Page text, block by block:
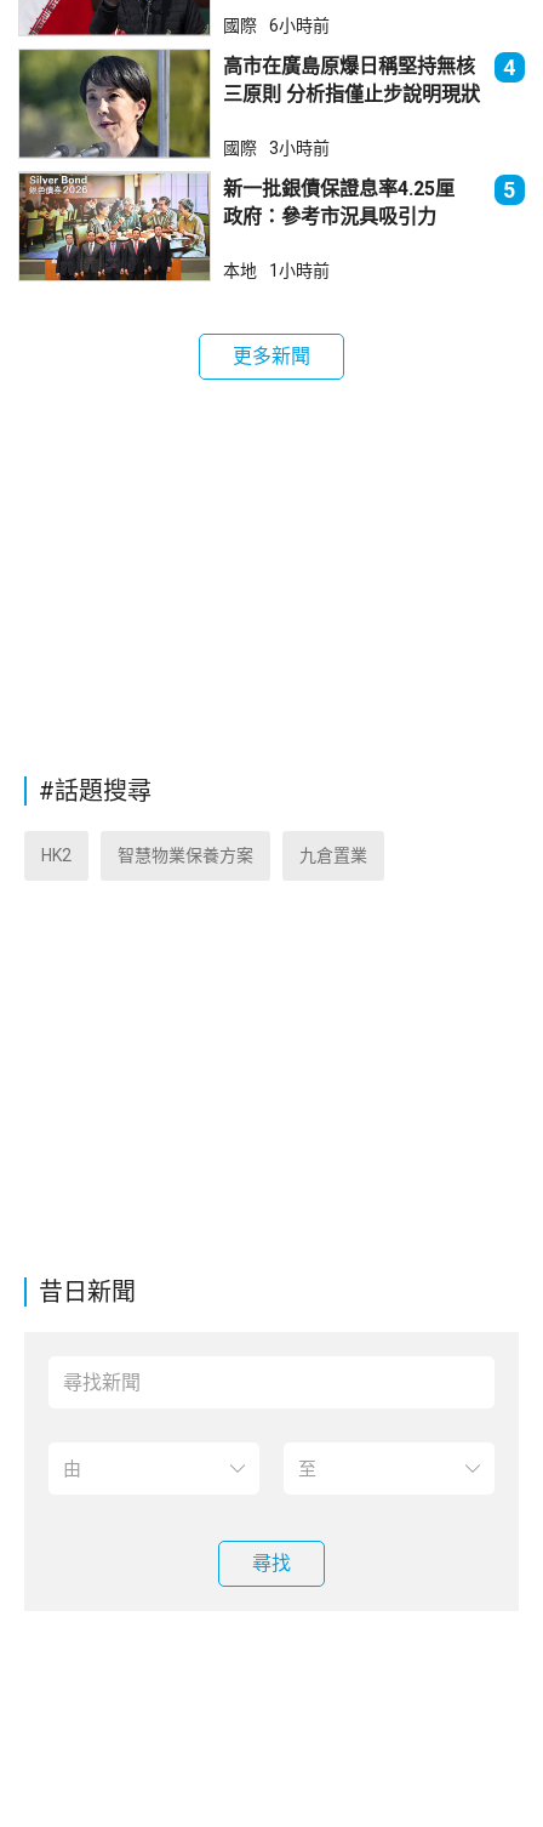
昔日新聞
尋找
國際 6小時前
高市在廣島原爆日稱堅持無核
三原則 分析指僅止步說明現狀
4
國際 3小時前
新一批銀債保證息率4.25厘
政府：參考市況具吸引力
5
本地 1小時前
更多新聞
#話題搜尋
HK2 智慧物業保養方案 九倉置業